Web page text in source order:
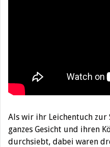
Als wir ihr Leichentuch zur
ganzes Gesicht und ihren
durchsiebt, dabei waren